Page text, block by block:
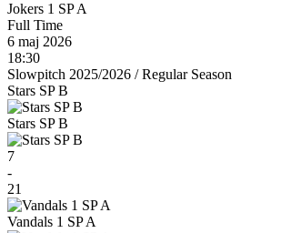
Jokers 1 SP A
Full Time
6 maj 2026
18:30
Slowpitch 2025/2026 /Regular Season
Stars SP B
Stars SP B
7
-
21
Vandals 1 SP A